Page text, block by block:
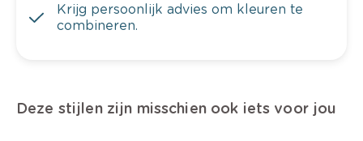
Krijg persoonlijk advies om kleuren te
combineren.
Deze stijlen zijn misschien ook iets voor jou